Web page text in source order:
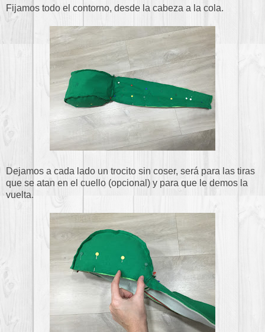
Fijamos todo el contorno, desde la cabeza a la cola.
Dejamos a cada lado un trocito sin coser, será para las tiras
que se atan en el cuello (opcional) y para que le demos la
vuelta.